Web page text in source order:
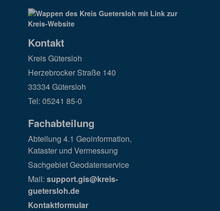
Kontakt
Kreis Gütersloh
Herzebrocker Straße 140
33334 Gütersloh
Tel: 05241 85-0
Fachabteilung
Abteilung 4.1 Geoinformation,
Kataster und Vermessung
Sachgebiet Geodatenservice
Mail: support.gis@kreis-
guetersloh.de
Kontaktformular